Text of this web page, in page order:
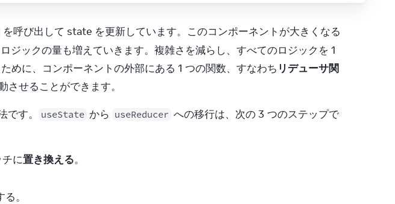
.id !==
を呼び出して state を更新しています。このコンポーネントが大きくなる
ジックの量も増えていきます。複雑さを減らし、すべてのロジックを 1
めに、コンポーネントの外部にある 1 つの関数、すなわち リデューサ関
せることができます。
す。 useState から useReducer への移行は、次の 3 つのステップで
に置き換える。
る。